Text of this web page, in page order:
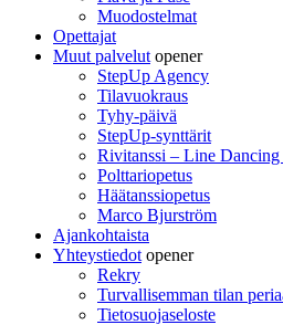
Muodostelmat
Opettajat
Muut palvelut opener
StepUp Agency
Tilavuokraus
Tyhy-päivä
StepUp-synttärit
Rivitanssi – Line
Polttariopetus
Häätanssiopetus
Marco Bjurström
Ajankohtaista
Yhteystiedot opener
Rekry
Turvallisemman tilan
Tietosuojaseloste